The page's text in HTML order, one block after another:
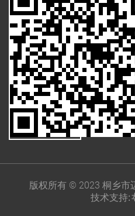
版权所有 © 2023 桐乡市